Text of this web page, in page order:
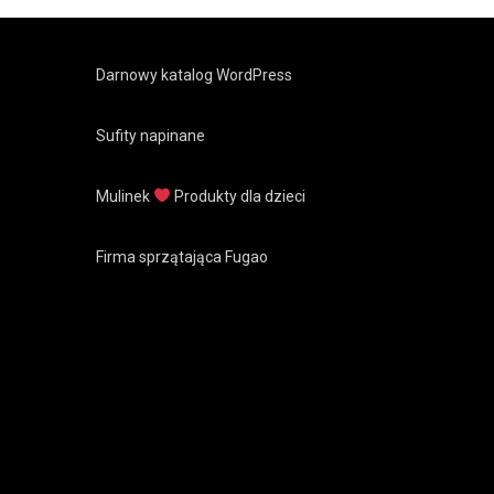
Darnowy katalog WordPress
Sufity napinane
Mulinek Produkty dla dzieci
Firma sprzątająca Fugao